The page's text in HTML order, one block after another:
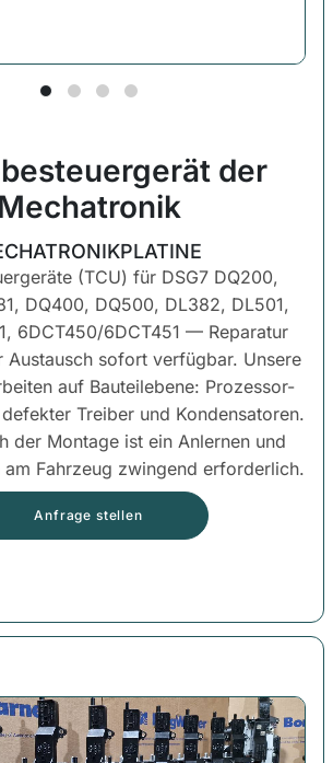
der
Mechatronik
(TCU) für DSG7 DQ200,
DQ400, DQ500, DL382, DL501,
6DCT450/6DCT451 — Reparatur
Austausch sofort verfügbar. Unsere
auf Bauteilebene: Prozessor-
Treiber und Kondensatoren.
der Montage ist ein Anlernen und
am Fahrzeug zwingend erforderlich.
Anfrage stellen